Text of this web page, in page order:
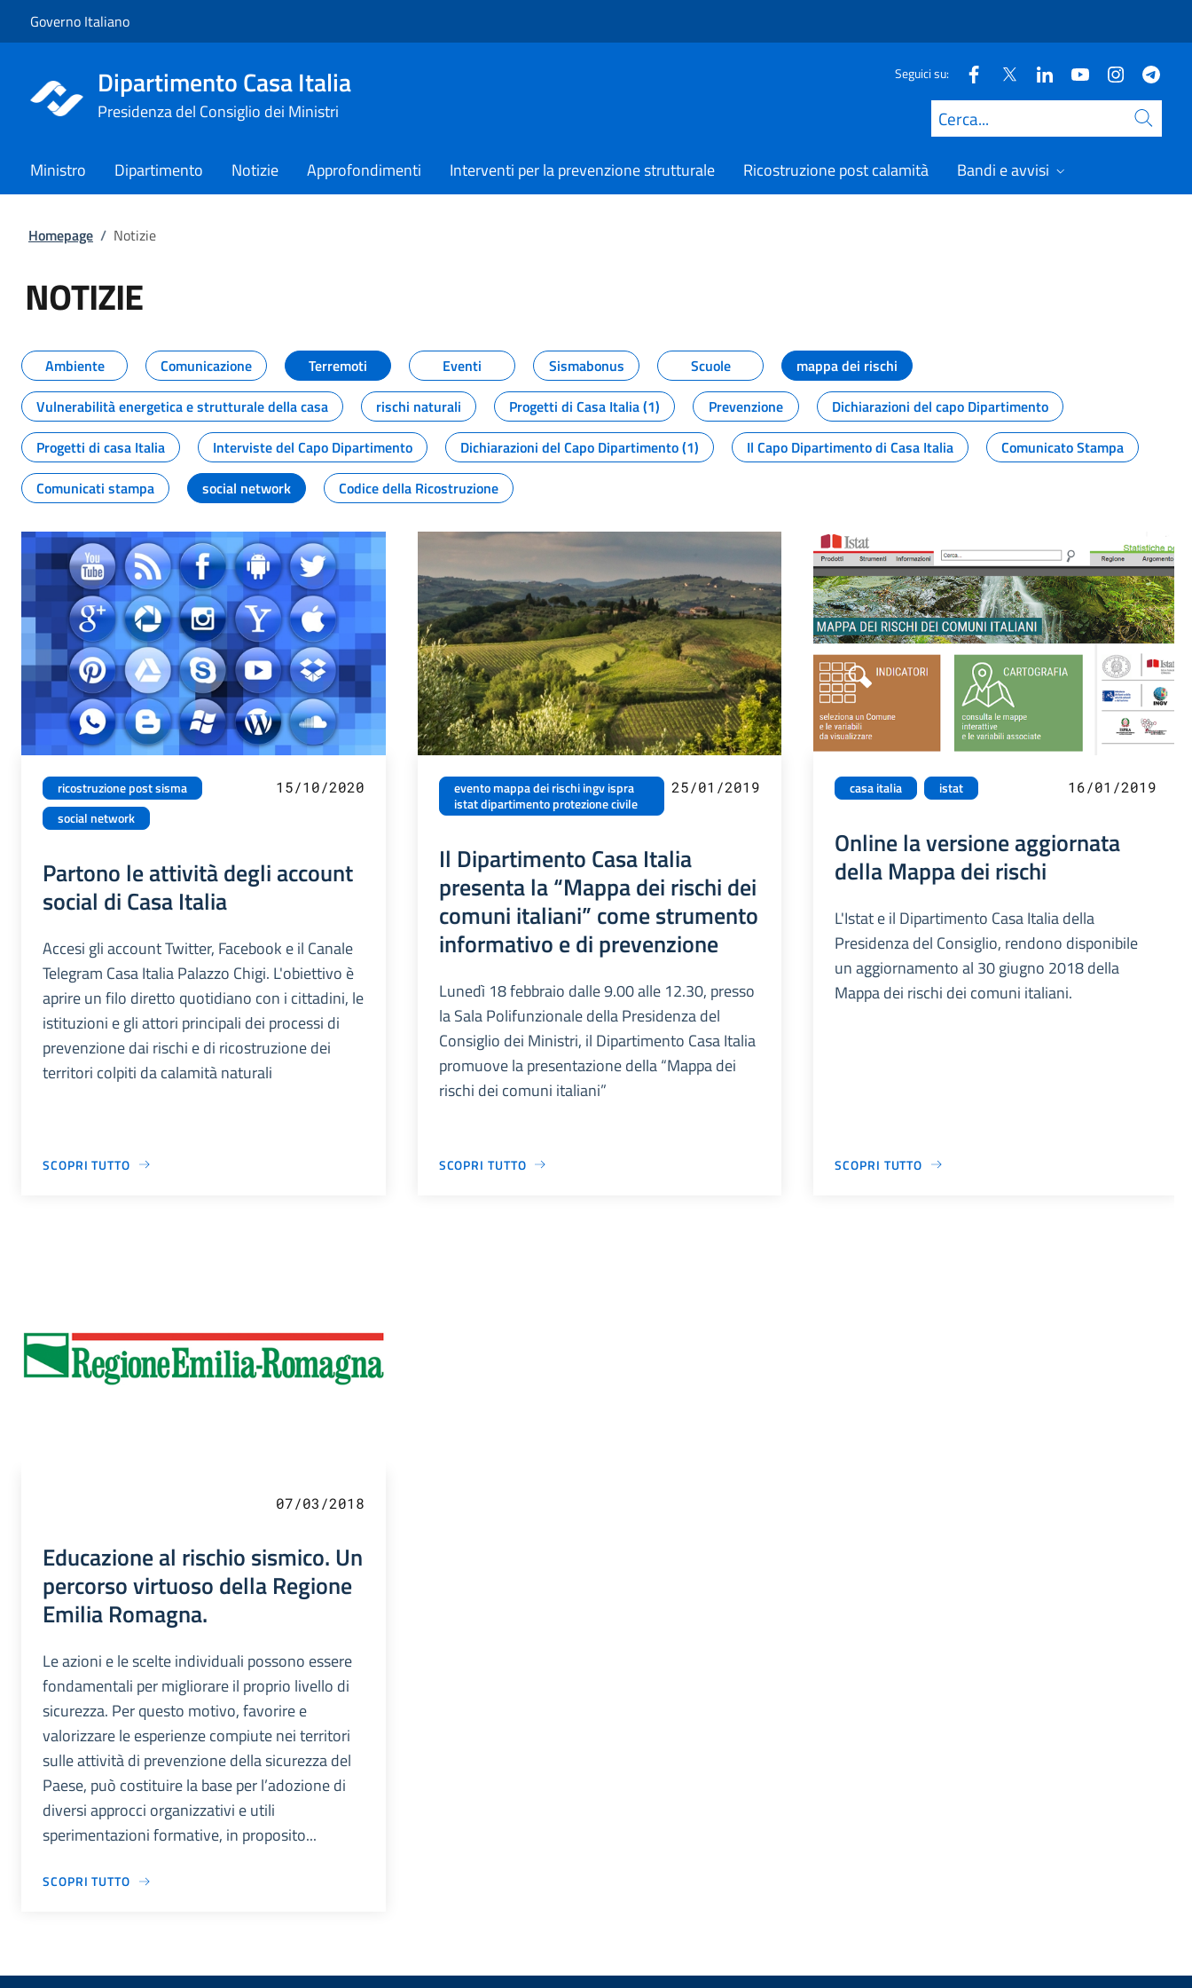
Governo Italiano
Dipartimento Casa Italia
Presidenza del Consiglio dei Ministri
Seguici su:
Cerca
Ministro Dipartimento Notizie Approfondimenti Interventi per la prevenzione strutturale Ricostruzione post calamità Bandi e avvisi
Homepage / Notizie
NOTIZIE
Tutti i contenuti della pagina NOTIZIE
Ambiente Comunicazione Terremoti Eventi Sismabonus Scuole
mappa dei rischi
Vulnerabilità energetica e strutturale della casa
rischi naturali Progetti di Casa Italia (1) Prevenzione
Dichiarazioni del capo Dipartimento
Progetti di casa Italia
Interviste del Capo Dipartimento Dichiarazioni del Capo Dipartimento (1) Il Capo Dipartimento di Casa Italia
Comunicato Stampa
Comunicati stampa
social network Codice della Ricostruzione
ricostruzione post sisma
social network
15/10/2020
Partono le attività degli account
social di Casa Italia
Accesi gli account Twitter, Facebook e il Canale
Telegram Casa Italia Palazzo Chigi. L'obiettivo è
aprire un filo diretto quotidiano con i cittadini, le
istituzioni e gli attori principali dei processi di
prevenzione dai rischi e di ricostruzione dei
territori colpiti da calamità naturali
SCOPRI TUTTO
evento mappa dei rischi ingv ispra
istat dipartimento protezione civile
25/01/2019
Il Dipartimento Casa Italia
presenta la “Mappa dei rischi dei
comuni italiani” come strumento
informativo e di prevenzione
Lunedì 18 febbraio dalle 9.00 alle 12.30, presso
la Sala Polifunzionale della Presidenza del
Consiglio dei Ministri, il Dipartimento Casa Italia
promuove la presentazione della “Mappa dei
rischi dei comuni italiani”
SCOPRI TUTTO
casa italia istat 16/01/2019
Online la versione aggiornata
della Mappa dei rischi
L'Istat e il Dipartimento Casa Italia della
Presidenza del Consiglio, rendono disponibile
un aggiornamento al 30 giugno 2018 della
Mappa dei rischi dei comuni italiani.
SCOPRI TUTTO
07/03/2018
Educazione al rischio sismico. Un
percorso virtuoso della Regione
Emilia Romagna.
Le azioni e le scelte individuali possono essere
fondamentali per migliorare il proprio livello di
sicurezza. Per questo motivo, favorire e
valorizzare le esperienze compiute nei territori
sulle attività di prevenzione della sicurezza del
Paese, può costituire la base per l’adozione di
diversi approcci organizzativi e utili
sperimentazioni formative, in proposito...
SCOPRI TUTTO